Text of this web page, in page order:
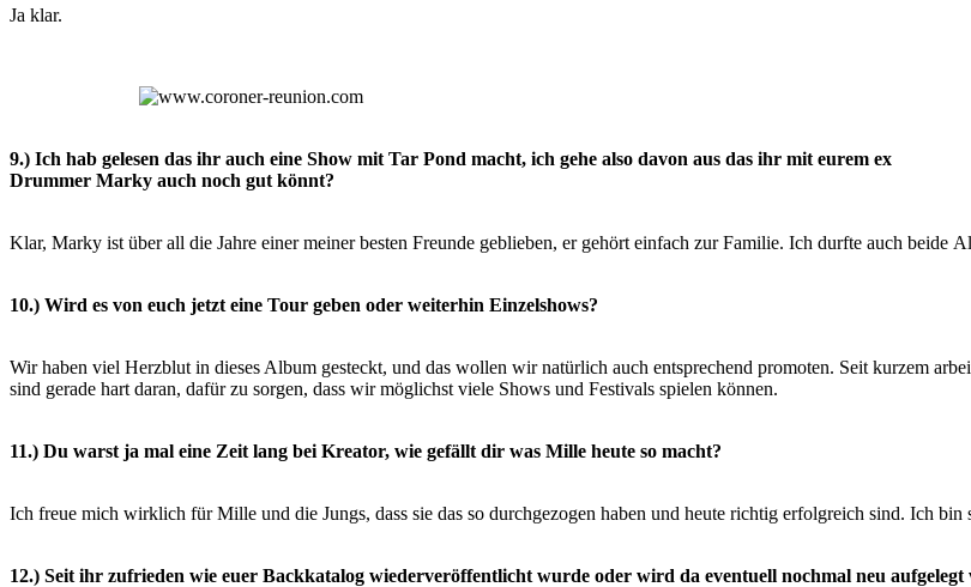
Ja klar.
9.) Ich hab gelesen das ihr auch eine Show mit Tar Pond macht, ich gehe also davon aus das ihr mit eurem ex
Drummer Marky auch noch gut könnt?
Klar, Marky ist über all die Jahre einer meiner besten Freunde geblieben, er gehört einfach zur Familie. Ich durfte auch beide
10.) Wird es von euch jetzt eine Tour geben oder weiterhin Einzelshows?
Wir haben viel Herzblut in dieses Album gesteckt, und das wollen wir natürlich auch entsprechend promoten. Seit kurzem
sind gerade hart daran, dafür zu sorgen, dass wir möglichst viele Shows und Festivals spielen können.
11.) Du warst ja mal eine Zeit lang bei Kreator, wie gefällt dir was Mille heute so macht?
Ich freue mich wirklich für Mille und die Jungs, dass sie das so durchgezogen haben und heute richtig erfolgreich sind. Ich bin
12.) Seit ihr zufrieden wie euer Backkatalog wiederveröffentlicht wurde oder wird da eventuell nochmal neu aufgelegt